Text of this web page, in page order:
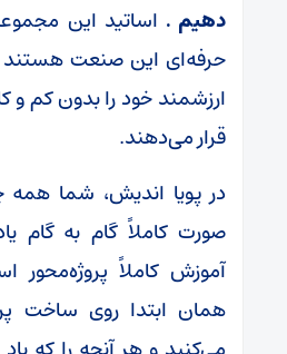
دهیم . اساتید این
حرفه‌ای این صنعت هستند
ارزشمند خود را بدون کم و
قرار می‌دهند.
در پویا اندیش، شما همه
صورت کاملاً گام به گام
آموزش کاملاً پروژه‌محور
همان ابتدا روی ساخت